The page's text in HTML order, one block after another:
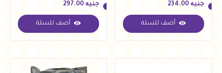
جنيه 234.00
جنيه 234.00
أضف للسلة
جنيه 297.00
جنيه 297.00
أضف للسلة